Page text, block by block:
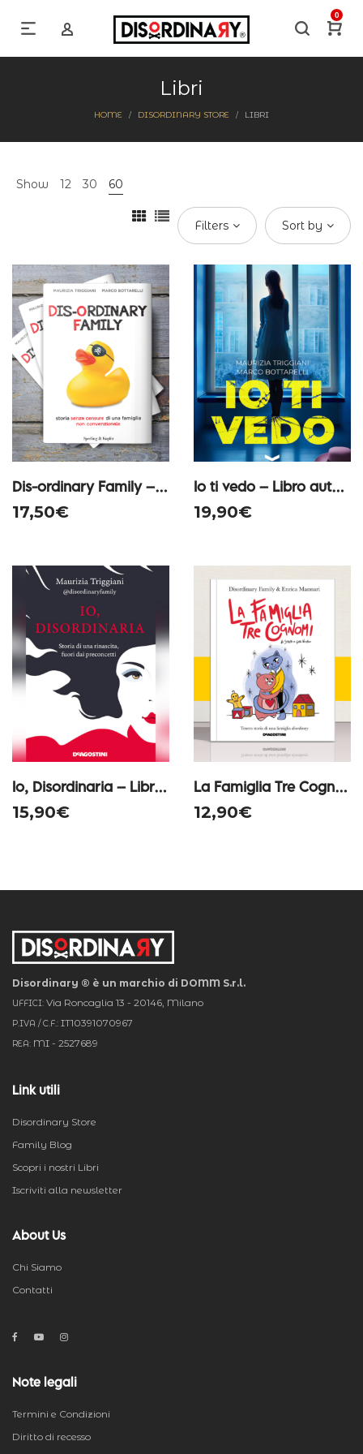
0
Libri
HOME / DISORDINARY STORE / LIBRI
Show 12 30 60
Filters Sort by
Dis-ordinary Family – Libro autografato con dedica personalizzata
17,50€
Io ti vedo – Libro autografato con dedica personalizzata
19,90€
Io, Disordinaria – Libro autografato con dedica personalizzata
15,90€
La Famiglia Tre Cognomi – Libro autografato con dedica personalizzata
12,90€
Disordinary ® è un marchio di DOMM S.r.l.
UFFICI: Via Roncaglia 13 - 20146, Milano
P.IVA / C.F.: IT10391070967
REA: MI - 2527689
Link utili
Disordinary Store
Family Blog
Scopri i nostri Libri
Iscriviti alla newsletter
About Us
Chi Siamo
Contatti
Note legali
Termini e Condizioni
Diritto di recesso